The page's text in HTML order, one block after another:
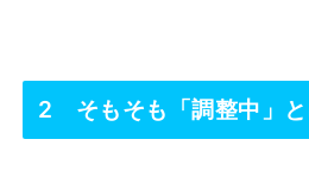
2 そもそも「調整中」